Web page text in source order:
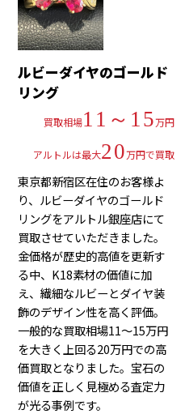
ルビーダイヤのゴールド
リング
買取相場11～15万円
アルトルは最大20万円で買取
東京都新宿区在住のお客様よ
り、ルビーダイヤのゴールド
リングをアルトル銀座店にて
買取させていただきました。
金価格が歴史的高値を更新す
る中、K18素材の価値に加
え、繊細なルビーとダイヤ装
飾のデザイン性を高く評価。
一般的な買取相場11～15万円
を大きく上回る20万円での高
価買取となりました。宝石の
価値を正しく見極める査定力
が光る事例です。